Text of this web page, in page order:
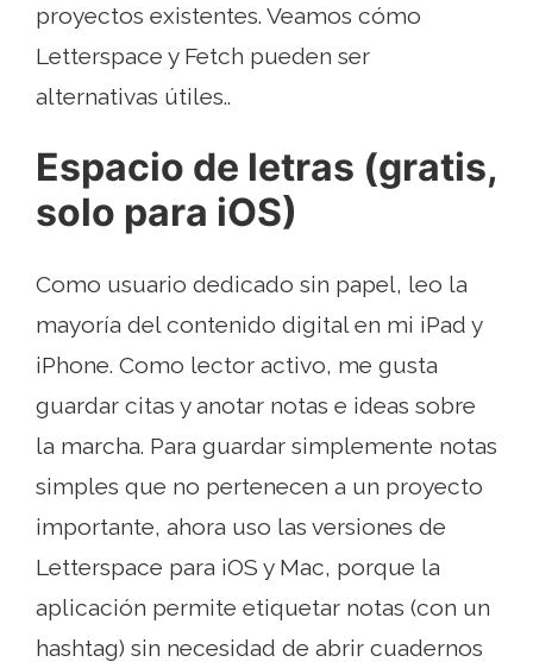
proyectos existentes. Veamos cómo
Letterspace y Fetch pueden ser
alternativas útiles..
Espacio de letras (gratis,
solo para iOS)
Como usuario dedicado sin papel, leo la
mayoría del contenido digital en mi iPad y
iPhone. Como lector activo, me gusta
guardar citas y anotar notas e ideas sobre
la marcha. Para guardar simplemente notas
simples que no pertenecen a un proyecto
importante, ahora uso las versiones de
Letterspace para iOS y Mac, porque la
aplicación permite etiquetar notas (con un
hashtag) sin necesidad de abrir cuadernos